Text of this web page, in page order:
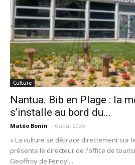
Culture
Nantua. Bib en Plage : la
s’installe au bord du...
Matéo Bonin - 6 août 2026
« La culture se déplace directement sur
présente le directeur de l'office de
Geoffroy de Fenoyl....